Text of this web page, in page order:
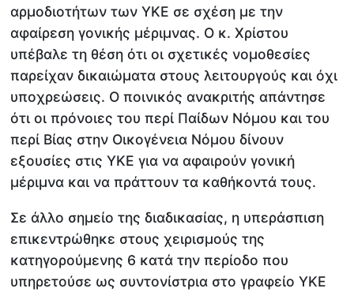
αρμοδιοτήτων των ΥΚΕ σε σχέση με την
αφαίρεση γονικής μέριμνας. Ο κ. Χρίστου
υπέβαλε τη θέση ότι οι σχετικές νομοθεσίες
παρείχαν δικαιώματα στους λειτουργούς και όχι
υποχρεώσεις. Ο ποινικός ανακριτής απάντησε
ότι οι πρόνοιες του περί Παίδων Νόμου και του
περί Βίας στην Οικογένεια Νόμου δίνουν
εξουσίες στις ΥΚΕ για να αφαιρούν γονική
μέριμνα και να πράττουν τα καθήκοντά τους.
Σε άλλο σημείο της διαδικασίας, η υπεράσπιση
επικεντρώθηκε στους χειρισμούς της
κατηγορούμενης 6 κατά την περίοδο που
υπηρετούσε ως συντονίστρια στο γραφείο ΥΚΕ